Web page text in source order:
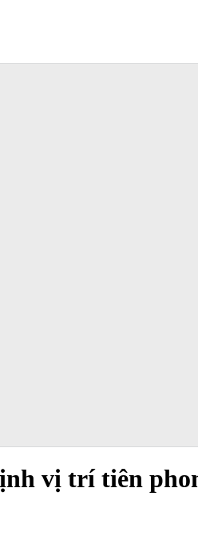
vị trí tiên